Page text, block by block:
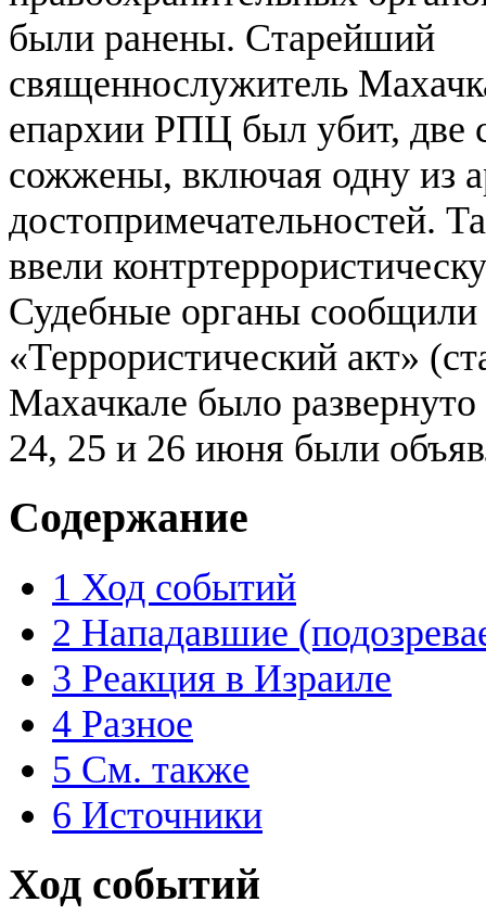
были ранены. Старейший
священнослужитель
епархии РПЦ был убит, две
сожжены, включая одну из
достопримечательностей.
ввели
Судебные органы сообщили
«Террористический акт»
Махачкале было
24, 25 и 26 июня были
Содержание
1 Ход событий
2 Нападавшие
3 Реакция в Израиле
4 Разное
5 См. также
6 Источники
Ход событий